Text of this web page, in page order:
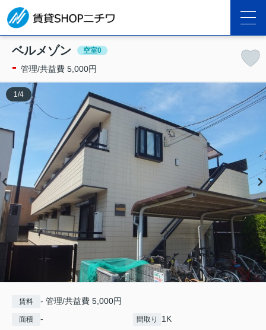
ベルメゾン 空室0
- 管理/共益費 5,000円
1 /4
賃料 - 管理/共益費 5,000円
面積 - 間取り 1K